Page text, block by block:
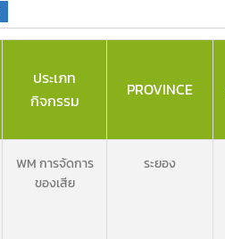
ประเภท
กิจกรรม
PROVINCE
WM การจัดการ
ของเสีย
ระยอง